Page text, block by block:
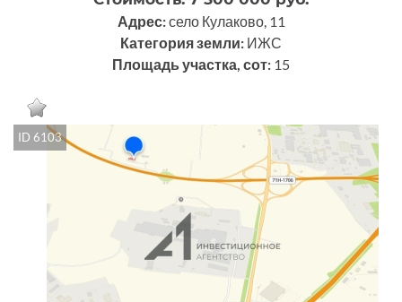
Адрес:село Кулаково, 11
Категория земли: ИЖС
Площадь участка, сот: 15
ID 6103